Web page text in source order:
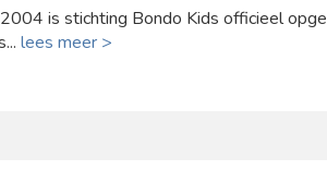
is stichting Bondo Kids officieel
lees meer >